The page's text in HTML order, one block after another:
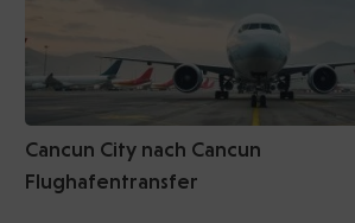
Cancun City nach Cancun
Flughafentransfer